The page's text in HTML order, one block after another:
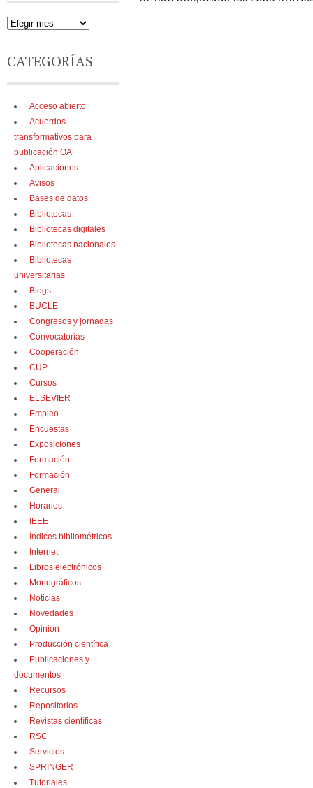
CATEGORÍAS
Acceso abierto
Acuerdos
transformativos para
publicación OA
Aplicaciones
Avisos
Bases de datos
Bibliotecas
Bibliotecas digitales
Bibliotecas nacionales
Bibliotecas
universitarias
Blogs
BUCLE
Congresos y jornadas
Convocatorias
Cooperación
CUP
Cursos
ELSEVIER
Empleo
Encuestas
Exposiciones
Formación
Formación
General
Horarios
IEEE
Índices bibliométricos
Internet
Libros electrónicos
Monográficos
Noticias
Novedades
Opinión
Producción científica
Publicaciones y
documentos
Recursos
Repositorios
Revistas científicas
RSC
Servicios
SPRINGER
Tutoriales